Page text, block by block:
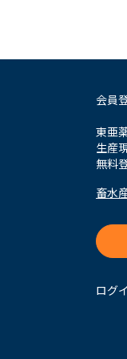
会員
東亜
生産
無料
畜水
ログ